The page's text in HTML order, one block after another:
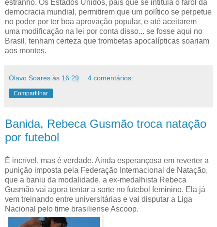
estranho. Os Estados Unidos, país que se intitula o farol da
democracia mundial, permitirem que um político se perpetue
no poder por ter boa aprovação popular, e até aceitarem
uma modificação na lei por conta disso... se fosse aqui no
Brasil, tenham certeza que trombetas apocalípticas soariam
aos montes.
Olavo Soares às 16:29 4 comentários:
Compartilhar
Banida, Rebeca Gusmão troca natação
por futebol
É incrível, mas é verdade. Ainda esperançosa em reverter a
punição imposta pela Federação Internacional de Natação,
que a baniu da modalidade, a ex-medalhista Rebeca
Gusmão vai agora tentar a sorte no futebol feminino. Ela já
vem treinando entre universitárias e vai disputar a Liga
Nacional pelo time brasiliense Ascoop.